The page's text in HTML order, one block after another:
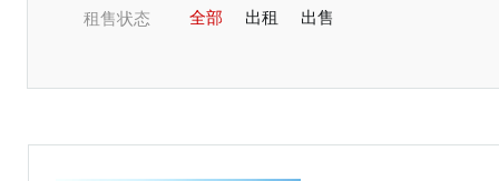
淄博 郑州 开封
租售状态 全部 出租 出售